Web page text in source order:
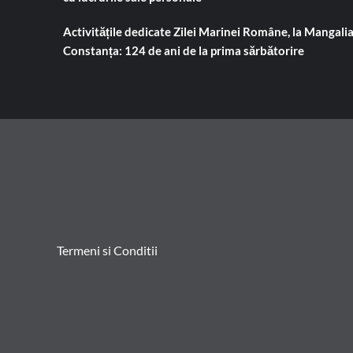
Activitățile dedicate Zilei Marinei Române, la
Constanța: 124 de ani de la prima sărbătorire
Termeni si Conditii